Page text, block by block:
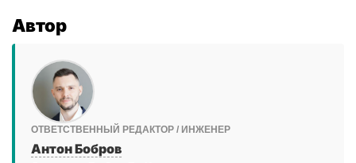
Автор
ОТВЕТСТВЕННЫЙ РЕДАКТОР / ИНЖЕНЕР
Антон Бобров